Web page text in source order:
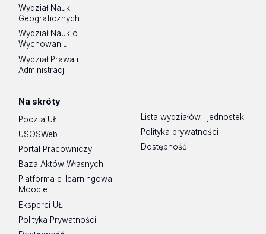
Wydział Nauk
Geograficznych
Wydział Nauk o
Wychowaniu
Wydział Prawa i
Administracji
Na skróty
Poczta UŁ
USOSWeb
Portal Pracowniczy
Baza Aktów Własnych
Platforma e-learningowa
Moodle
Eksperci UŁ
Polityka Prywatności
Lista wydziałów i jednostek
Polityka prywatności
Dostępność